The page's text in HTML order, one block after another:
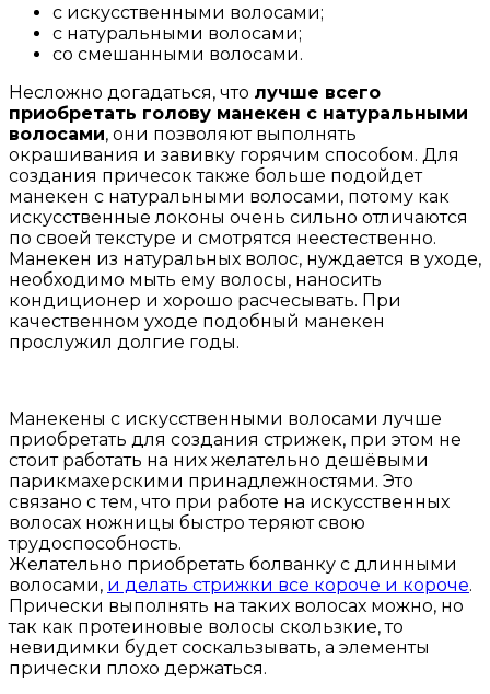
с искусственными волосами;
с натуральными волосами;
со смешанными волосами.
Несложно догадаться, что лучше всего
приобретать голову манекен с натуральными
волосами, они позволяют выполнять
окрашивания и завивку горячим способом. Для
создания причесок также больше подойдет
манекен с натуральными волосами, потому как
искусственные локоны очень сильно отличаются
по своей текстуре и смотрятся неестественно.
Манекен из натуральных волос, нуждается в уходе,
необходимо мыть ему волосы, наносить
кондиционер и хорошо расчесывать. При
качественном уходе подобный манекен
прослужил долгие годы.
Манекены с искусственными волосами лучше
приобретать для создания стрижек, при этом не
стоит работать на них желательно дешёвыми
парикмахерскими принадлежностями. Это
связано с тем, что при работе на искусственных
волосах ножницы быстро теряют свою
трудоспособность.
Желательно приобретать болванку с длинными
волосами, и делать стрижки все короче и короче.
Прически выполнять на таких волосах можно, но
так как протеиновые волосы скользкие, то
невидимки будет соскальзывать, а элементы
прически плохо держаться.